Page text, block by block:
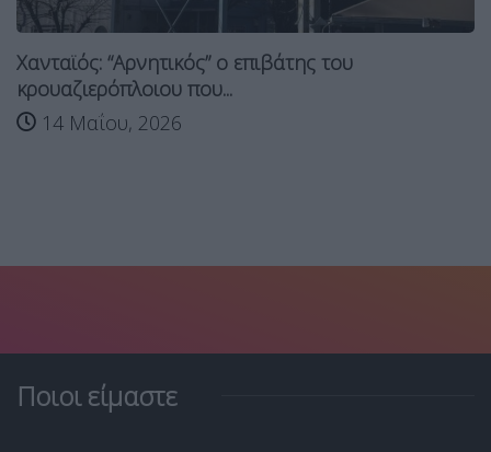
ο επιβάτης του
που...
2026
Γαλλία:
στο
Ποιοι είμαστε